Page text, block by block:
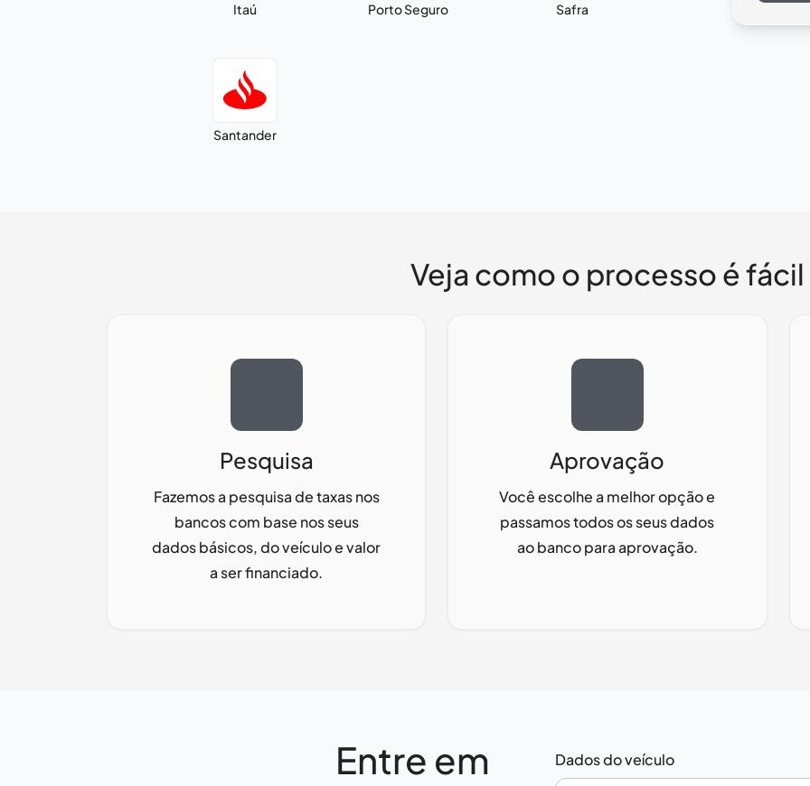
Itaú Porto Seguro Safra
Santander
Veja como o processo é fácil
Pesquisa
Fazemos a pesquisa de taxas nos
bancos com base nos seus
dados básicos, do veículo e valor
a ser financiado.
Aprovação
Você escolhe a melhor opção e
passamos todos os seus dados
ao banco para aprovação.
Entre em
Dados do veículo